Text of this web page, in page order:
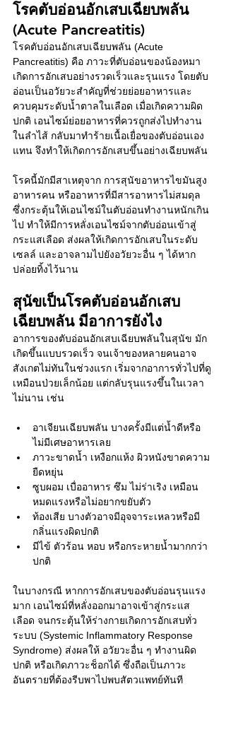
โรคตับอ่อนอักเสบเฉียบพลัน
(Acute Pancreatitis)
โรคตับอ่อนอักเสบเฉียบพลัน (Acute
Pancreatitis) คือ ภาวะที่ตับอ่อนของน้องหมา
เกิดการอักเสบอย่างรวดเร็วและรุนแรง โดยตับ
อ่อนเป็นอวัยวะสำคัญที่ช่วยย่อยอาหารและ
ควบคุมระดับน้ำตาลในเลือด เมื่อเกิดความผิด
ปกติ เอนไซม์ย่อยอาหารที่ควรถูกส่งไปทำงาน
ในลำไส้ กลับมาทำร้ายเนื้อเยื่อของตับอ่อนเอง
แทน จึงทำให้เกิดการอักเสบขึ้นอย่างเฉียบพลัน
โรคนี้มักมีสาเหตุจาก การสุนัขอาหารไขมันสูง
อาหารคน หรืออาหารที่มีสารอาหารไม่สมดุล
ซึ่งกระตุ้นให้เอนไซม์ในตับอ่อนทำงานหนักเกิน
ไป ทำให้มีการหลั่งเอนไซม์จากตับอ่อนเข้าสู่
กระแสเลือด ส่งผลให้เกิดการอักเสบในระดับ
เซลล์ และอาจลามไปยังอวัยวะอื่น ๆ ได้หาก
ปล่อยทิ้งไว้นาน
สุนัขเป็นโรคตับอ่อนอักเสบ
เฉียบพลัน มีอาการยังไง
อาการของตับอ่อนอักเสบเฉียบพลันในสุนัข มัก
เกิดขึ้นแบบรวดเร็ว จนเจ้าของหลายคนอาจ
สังเกตไม่ทันในช่วงแรก เริ่มจากอาการทั่วไปที่ดู
เหมือนป่วยเล็กน้อย แต่กลับรุนแรงขึ้นในเวลา
ไม่นาน เช่น
อาเจียนเฉียบพลัน บางครั้งมีแต่น้ำดีหรือ
ไม่มีเศษอาหารเลย
ภาวะขาดน้ำ เหงือกแห้ง ผิวหนังขาดความ
ยืดหยุ่น
ซูบผอม เบื่ออาหาร ซึม ไม่ร่าเริง เหมือน
หมดแรงหรือไม่อยากขยับตัว
ท้องเสีย บางตัวอาจมีอุจจาระเหลวหรือมี
กลิ่นแรงผิดปกติ
มีไข้ ตัวร้อน หอบ หรือกระหายน้ำมากกว่า
ปกติ
ในบางกรณี หากการอักเสบของตับอ่อนรุนแรง
มาก เอนไซม์ที่หลั่งออกมาอาจเข้าสู่กระแส
เลือด จนกระตุ้นให้ร่างกายเกิดการอักเสบทั่ว
ระบบ (Systemic Inflammatory Response
Syndrome) ส่งผลให้ อวัยวะอื่น ๆ ทำงานผิด
ปกติ หรือเกิดภาวะช็อกได้ ซึ่งถือเป็นภาวะ
อันตรายที่ต้องรีบพาไปพบสัตวแพทย์ทันที